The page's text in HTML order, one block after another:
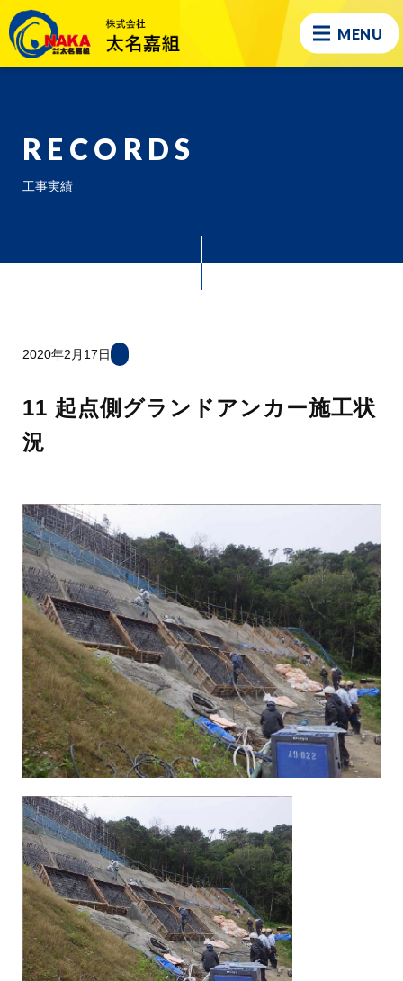
MENU
RECORDS
工事実績
2020年2月17日
11 起点側グランドアンカー施工状
況